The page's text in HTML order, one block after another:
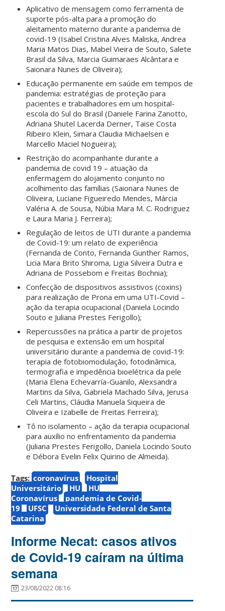
Aplicativo de mensagem como ferramenta de
suporte pós-alta para a promoção do
aleitamento materno durante a pandemia de
covid-19 (Isabel Cristina Alves Maliska, Andrea
Maria Matos Dias, Mabel Vieira de Souto, Salete
Brasil da Silva, Marcia Guimaraes Alcântara e
Saionara Nunes de Oliveira);
Educação permanente em saúde em tempos de
pandemia: estratégias de proteção para
pacientes e trabalhadores em um hospital-
escola do Sul do Brasil (Daniele Farina Zanotto,
Adriana Shutel Lacerda Derner, Taise Costa
Ribeiro Klein, Simara Claudia Michaelsen e
Marcello Maciel Nogueira);
Restrição do acompanhante durante a
pandemia de covid 19 – atuação da
enfermagem do alojamento conjunto no
acolhimento das famílias (Saionara Nunes de
Oliveira, Luciane Figueiredo Mendes, Márcia
Valéria A. de Sousa, Núbia Mara M. C. Rodriguez
e Laura Maria J. Ferreira);
Regulação de leitos de UTI durante a pandemia
de Covid-19: um relato de experiência
(Fernanda de Conto, Fernanda Gunther Ramos,
Licia Mara Brito Shiroma, Ligia Silveira Dutra e
Adriana de Possebom e Freitas Bochnia);
Confecção de dispositivos assistivos (coxins)
para realização de Prona em uma UTI-Covid –
ação da terapia ocupacional (Daniela Locindo
Souto e Juliana Prestes Ferigollo);
Repercussões na prática a partir de projetos
de pesquisa e extensão em um hospital
universitário durante a pandemia de covid-19:
terapia de fotobiomodulação, fotodinâmica,
termografia e impedência bioelétrica da pele
(Maria Elena Echevarría-Guanilo, Alexsandra
Martins da Silva, Gabriela Machado Silva, Jerusa
Celi Martins, Cláudia Manuela Siqueira de
Oliveira e Izabelle de Freitas Ferreira);
Tô no isolamento – ação da terapia ocupacional
para auxílio no enfrentamento da pandemia
(Juliana Prestes Ferigollo, Daniela Locindo Souto
e Débora Evelin Felix Quirino de Almeida).
Tags: coronavírus
Hospital
Universitário
HU
HU
Coronavírus
pandemia de Covid-
19
UFSC
Universidade Federal de Santa
Catarina
Informe Necat: casos ativos
de Covid-19 caíram na última
semana
23/08/2022 08:16